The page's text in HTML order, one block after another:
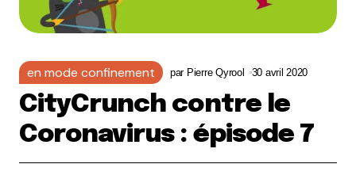
en mode confinement par Pierre Qyrool 30 avril 2020
CityCrunch contre le
Coronavirus : épisode 7